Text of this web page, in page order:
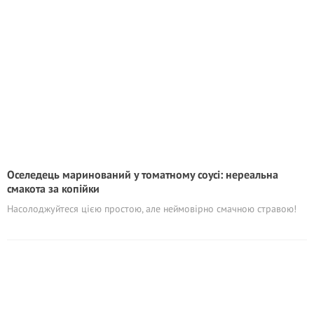
Оселедець маринований у томатному соусі: нереальна
смакота за копійки
Насолоджуйтеся цією простою, але неймовірно смачною стравою!